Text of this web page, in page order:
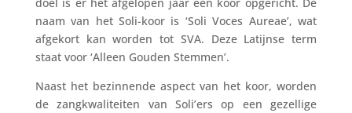
naam van het Soli-koor is ‘Soli Voces Aureae’, wat
afgekort kan worden tot SVA. Deze Latijnse term
staat voor ‘Alleen Gouden Stemmen’.
Naast het bezinnende aspect van het koor, worden
de zangkwaliteiten van Soli’ers op een gezellige